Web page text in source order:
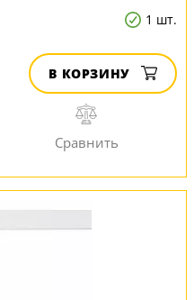
1 шт.
В КОРЗИНУ